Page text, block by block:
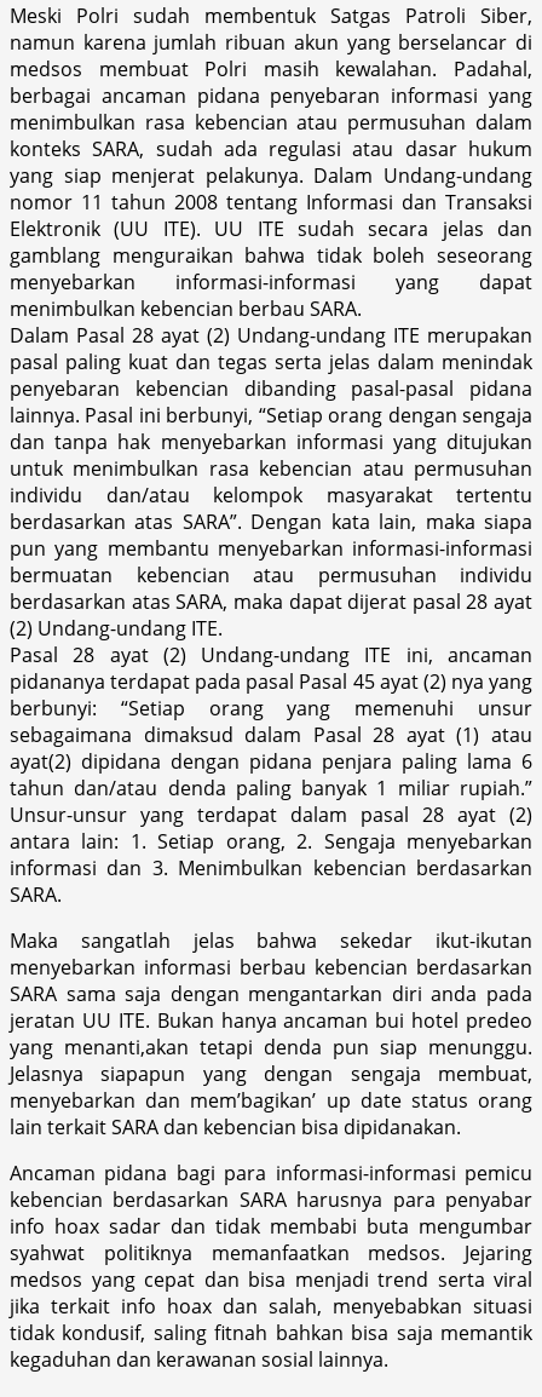
Meski Polri sudah membentuk Satgas Patroli Siber,
namun karena jumlah ribuan akun yang berselancar di
medsos membuat Polri masih kewalahan. Padahal,
berbagai ancaman pidana penyebaran informasi yang
menimbulkan rasa kebencian atau permusuhan dalam
konteks SARA, sudah ada regulasi atau dasar hukum
yang siap menjerat pelakunya. Dalam Undang-undang
nomor 11 tahun 2008 tentang Informasi dan Transaksi
Elektronik (UU ITE). UU ITE sudah secara jelas dan
gamblang menguraikan bahwa tidak boleh seseorang
menyebarkan informasi-informasi yang dapat
menimbulkan kebencian berbau SARA.
Dalam Pasal 28 ayat (2) Undang-undang ITE merupakan
pasal paling kuat dan tegas serta jelas dalam menindak
penyebaran kebencian dibanding pasal-pasal pidana
lainnya. Pasal ini berbunyi, “Setiap orang dengan sengaja
dan tanpa hak menyebarkan informasi yang ditujukan
untuk menimbulkan rasa kebencian atau permusuhan
individu dan/atau kelompok masyarakat tertentu
berdasarkan atas SARA”. Dengan kata lain, maka siapa
pun yang membantu menyebarkan informasi-informasi
bermuatan kebencian atau permusuhan individu
berdasarkan atas SARA, maka dapat dijerat pasal 28 ayat
(2) Undang-undang ITE.
Pasal 28 ayat (2) Undang-undang ITE ini, ancaman
pidananya terdapat pada pasal Pasal 45 ayat (2) nya yang
berbunyi: “Setiap orang yang memenuhi unsur
sebagaimana dimaksud dalam Pasal 28 ayat (1) atau
ayat(2) dipidana dengan pidana penjara paling lama 6
tahun dan/atau denda paling banyak 1 miliar rupiah.”
Unsur-unsur yang terdapat dalam pasal 28 ayat (2)
antara lain: 1. Setiap orang, 2. Sengaja menyebarkan
informasi dan 3. Menimbulkan kebencian berdasarkan
SARA.
Maka sangatlah jelas bahwa sekedar ikut-ikutan
menyebarkan informasi berbau kebencian berdasarkan
SARA sama saja dengan mengantarkan diri anda pada
jeratan UU ITE. Bukan hanya ancaman bui hotel predeo
yang menanti,akan tetapi denda pun siap menunggu.
Jelasnya siapapun yang dengan sengaja membuat,
menyebarkan dan mem’bagikan’ up date status orang
lain terkait SARA dan kebencian bisa dipidanakan.
Ancaman pidana bagi para informasi-informasi pemicu
kebencian berdasarkan SARA harusnya para penyabar
info hoax sadar dan tidak membabi buta mengumbar
syahwat politiknya memanfaatkan medsos. Jejaring
medsos yang cepat dan bisa menjadi trend serta viral
jika terkait info hoax dan salah, menyebabkan situasi
tidak kondusif, saling fitnah bahkan bisa saja memantik
kegaduhan dan kerawanan sosial lainnya.